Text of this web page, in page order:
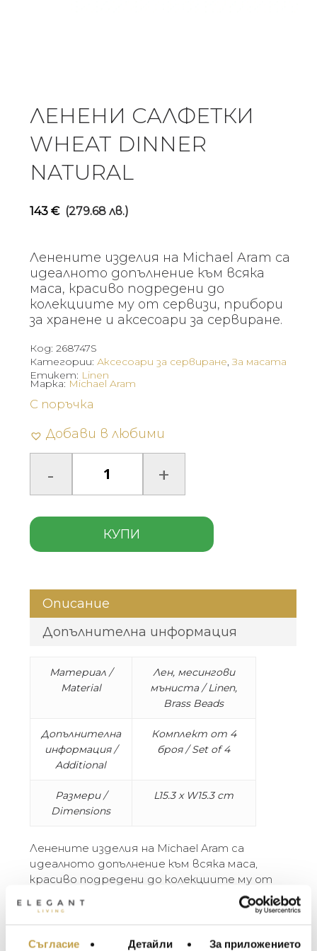
Съгласие Детайли За приложението
ЛЕНЕНИ САЛФЕТКИ
WHEAT DINNER
NATURAL
143 € (279.68 лв.)
Ленените изделия на Michael Aram са
идеалното допълнение към всяка
маса, красиво подредени до
колекциите му от сервизи, прибори
за хранене и аксесоари за сервиране.
Код: 268747S
Категории: Аксесоари за сервиране,За масата
Етикет: Linen
С поръчка
Добави в любими
КУПИ
Марка: Michael Aram
Описание
Допълнителна информация
Материал /
Material
Лен, месингови
мъниста / Linen,
Brass Beads
Допълнителна
информация /
Additional
Комплект от 4
броя / Set of 4
Размери /
Dimensions
L15.3 x W15.3 cm
Ленените изделия на Michael Aram са
идеалното допълнение към всяка маса,
красиво подредени до колекциите му от
сервизи, прибори за хранене и аксесоари
за сервиране. В колекция, неподвластна на
естественото и органичното качество
МЕБЕЛИ ЗА ДОМА И